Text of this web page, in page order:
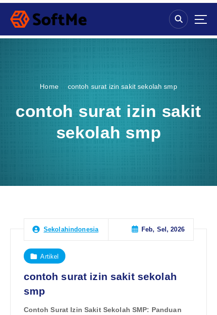
S
p
Home contoh surat izin sakit sekolah smp
contoh surat izin sakit
sekolah smp
Sekolahindonesia Feb, Sel, 2026
Artikel
contoh surat izin sakit sekolah
smp
Contoh Surat Izin Sakit Sekolah SMP: Panduan